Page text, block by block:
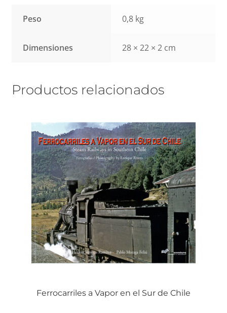
Peso 0,8 kg
Dimensiones 28 × 22 × 2 cm
Productos relacionados
Ferrocarriles a Vapor en el Sur de Chile